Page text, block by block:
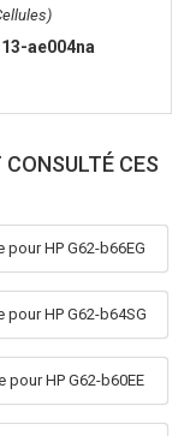
ae004na
CES
pour HP G62-b66EG
pour HP G62-b64SG
pour HP G62-b60EE